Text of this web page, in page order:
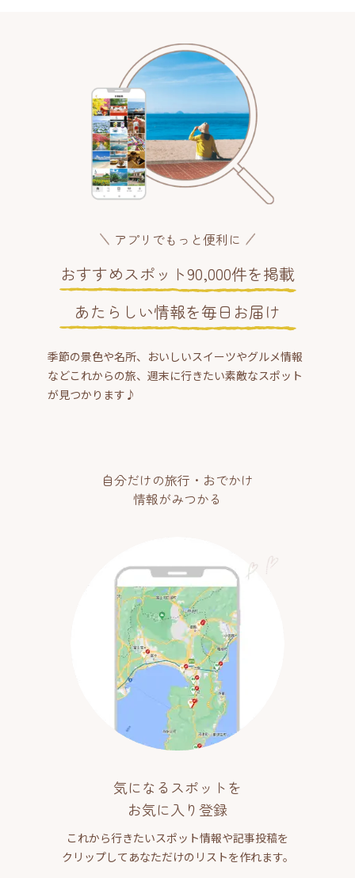
アプリでもっと便利に
おすすめスポット90,000件を掲載
あたらしい情報を毎日お届け
季節の景色や名所、おいしいスイーツやグルメ情報
などこれからの旅、週末に行きたい素敵なスポット
が見つかります♪
自分だけの旅行・おでかけ
情報がみつかる
気になるスポットを
お気に入り登録
これから行きたいスポット情報や記事投稿を
クリップしてあなただけのリストを作れます。